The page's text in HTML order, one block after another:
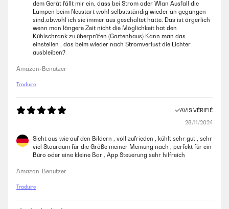
dem Gerät fällt mir ein, dass bei Strom oder Wlan Ausfall die
Lampen beim Neustart wohl selbstständig wieder an gegangen
sind,obwohl ich sie immer aus geschaltet hatte. Das ist ärgerlich
wenn man längere Zeit nicht die Möglichkeit hat den
Kühlschrank zu überprüfen (Gartenhaus) Kann man das
einstellen , das beim wieder nach Stromverlust die Lichter
ausbleiben?
Amazon-Benutzer
Traduire
AVIS VÉRIFIÉ
28/11/2024
Sieht aus wie auf den Bildern , voll zufrieden , kühlt sehr gut , sehr
viel Stauraum für die Größe meiner Meinung nach , perfekt für ein
Büro oder eine kleine Bar , App Steuerung sehr hilfreich
Amazon-Benutzer
Traduire